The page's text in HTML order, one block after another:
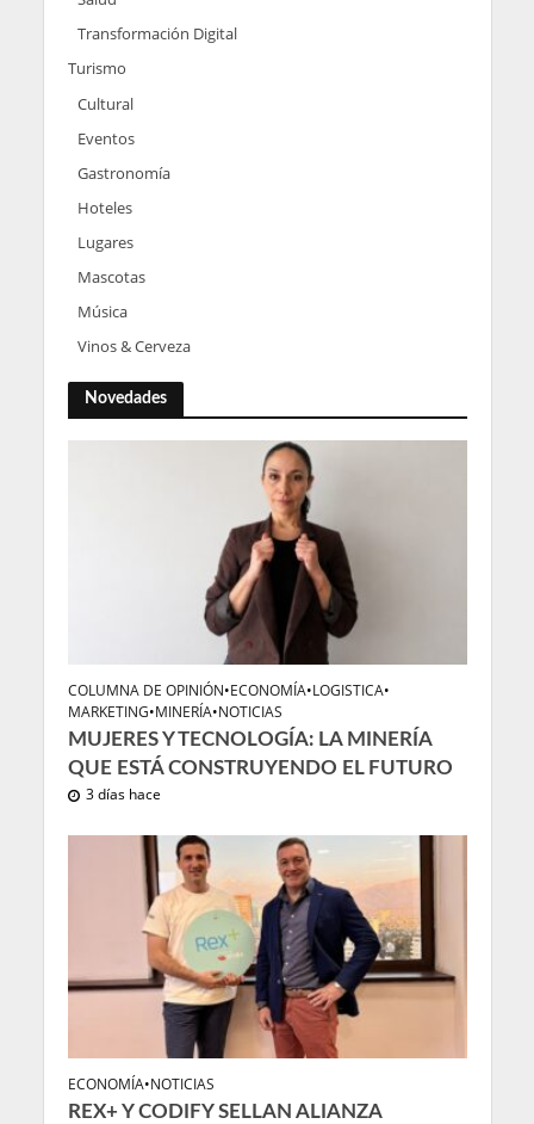
Transformación Digital
Turismo
Cultural
Eventos
Gastronomía
Hoteles
Lugares
Mascotas
Música
Vinos & Cerveza
Novedades
COLUMNA DE OPINIÓN•ECONOMÍA•LOGISTICA•
MARKETING•MINERÍA•NOTICIAS
MUJERES Y TECNOLOGÍA: LA MINERÍA
QUE ESTÁ CONSTRUYENDO EL FUTURO
3 días hace
ECONOMÍA•NOTICIAS
REX+ Y CODIFY SELLAN ALIANZA